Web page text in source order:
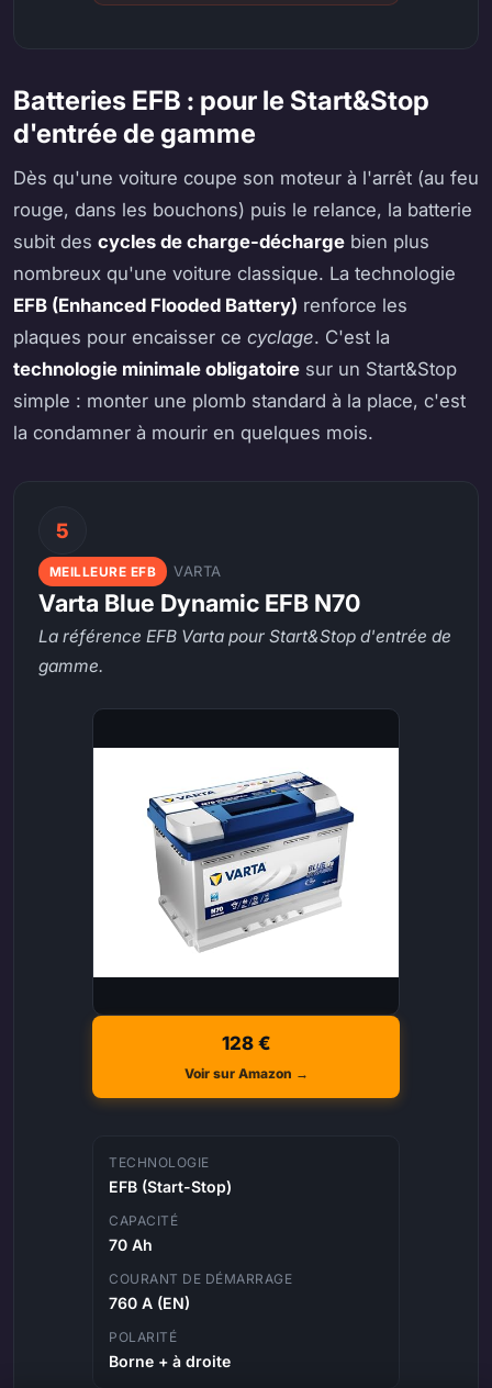
Batteries EFB : pour le Start&Stop
d'entrée de gamme
Dès qu'une voiture coupe son moteur à l'arrêt (au feu
rouge, dans les bouchons) puis le relance, la batterie
subit des cycles de charge-décharge bien plus
nombreux qu'une voiture classique. La technologie
EFB (Enhanced Flooded Battery) renforce les
plaques pour encaisser ce cyclage. C'est la
technologie minimale obligatoire sur un Start&Stop
simple : monter une plomb standard à la place, c'est
la condamner à mourir en quelques mois.
5
MEILLEURE EFB VARTA
Varta Blue Dynamic EFB N70
La référence EFB Varta pour Start&Stop d'entrée de
gamme.
128 €
Voir sur Amazon →
TECHNOLOGIE
EFB (Start-Stop)
CAPACITÉ
70 Ah
COURANT DE DÉMARRAGE
760 A (EN)
POLARITÉ
Borne + à droite